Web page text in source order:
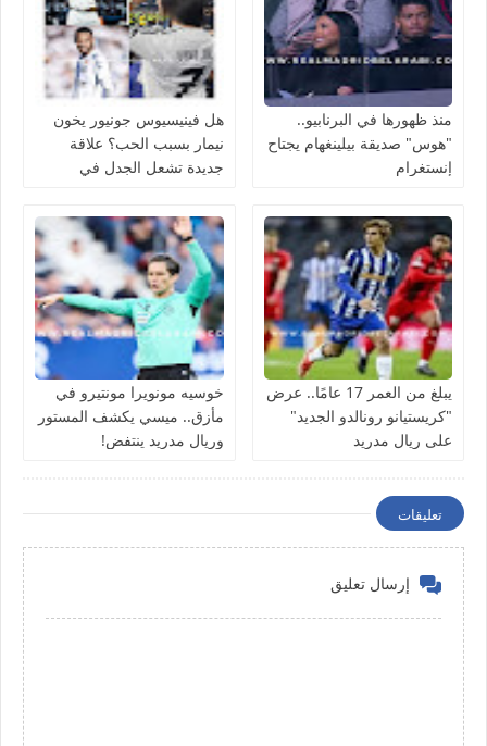
منذ ظهورها في البرنابيو..
"هوس" صديقة بيلينغهام يجتاح
إنستغرام
هل فينيسيوس جونيور يخون
نيمار بسبب الحب؟ علاقة
جديدة تشعل الجدل في
يبلغ من العمر 17 عامًا.. عرض
"كريستيانو رونالدو الجديد"
على ريال مدريد
خوسيه مونويرا مونتيرو في
مأزق.. ميسي يكشف المستور
وريال مدريد ينتفض!
تعليقات
إرسال تعليق